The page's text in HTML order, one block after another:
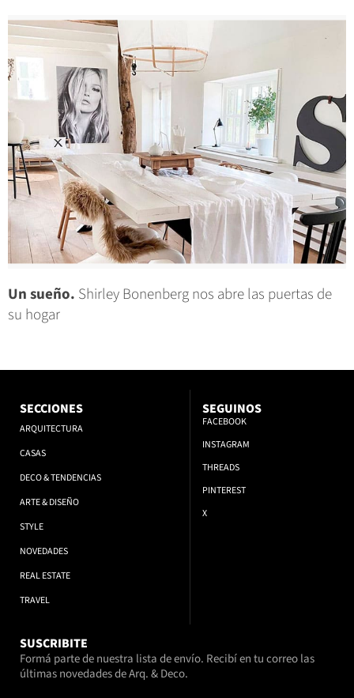
Un sueño. Shirley Bonenberg nos abre las puertas de
su hogar
SECCIONES
ARQUITECTURA
CASAS
DECO & TENDENCIAS
ARTE & DISEÑO
STYLE
NOVEDADES
REAL ESTATE
TRAVEL
SEGUINOS
FACEBOOK
INSTAGRAM
THREADS
PINTEREST
X
SUSCRIBITE
Formá parte de nuestra lista de envío. Recibí en tu correo las
últimas novedades de Arq. & Deco.